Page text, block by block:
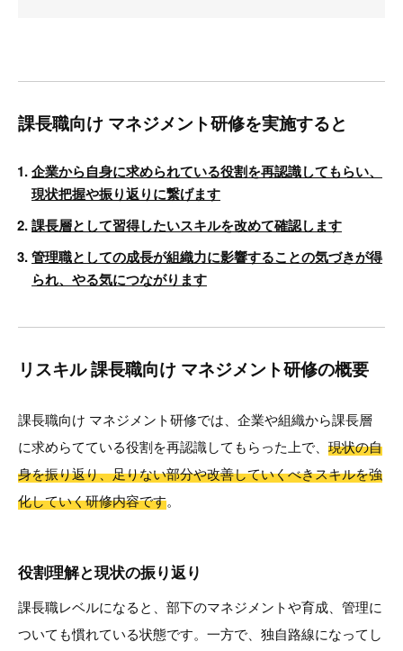
課長職向け マネジメント研修を実施すると
企業から自身に求められている役割を再認識してもらい、
現状把握や振り返りに繋げます
課長層として習得したいスキルを改めて確認します
管理職としての成長が組織力に影響することの気づきが得
られ、やる気につながります
リスキル 課長職向け マネジメント研修の概要
課長職向け マネジメント研修では、企業や組織から課長層
に求めらてている役割を再認識してもらった上で、 現状の自
身を振り返り、足りない部分や改善していくべきスキルを強
化していく研修内容です。
役割理解と現状の振り返り
課長職レベルになると、部下のマネジメントや育成、管理に
ついても慣れている状態です。一方で、独自路線になってし